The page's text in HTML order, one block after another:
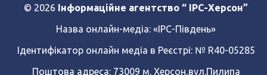
© 2026 Інформаційне агентство “ IPC-Херсон”
Назва онлайн-медіа: «ІРС-Південь»
Ідентифікатор онлайн медіа в Реєстрі: № R40-05285
Поштова адреса: 73009 м. Херсон,вул.Пилипа